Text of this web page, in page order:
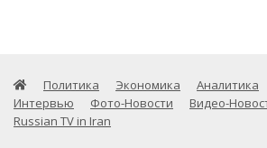
Политика Экономика Аналитика
Интервью
Фото-Новости
Видео-
Russian TV in Iran